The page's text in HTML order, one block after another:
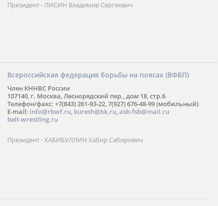
Президент - ЛИСИН Владимир Сергеевич
Всероссийская федерация борьбы на поясах (ВФБП)
Член КННВС России
107140, г. Москва, Леснорядский пер., дом 18, стр.6
Телефон/факс: +7(843) 261-93-22, 7(927) 676-48-99 (мобильный)
E-mail: info@rbwf.ru, kuresh@bk.ru,asb-fsb@mail.ru
belt-wrestling.ru
Президент - ХАБИБУЛЛИН Хабир Сабирович